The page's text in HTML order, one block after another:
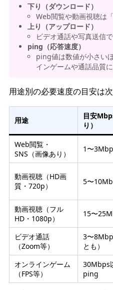
下り（ダウンロード）
Web閲覧や動画視聴は
上り（アップロード）
ビデオ通話や写真送信
ping（応答速度）
ping値は数値が小さい
インゲームや通話品質
用途別の必要速度の目安は次
用途
目安
り）
Web閲覧・
SNS（画像あり）
1〜
動画視聴（HD画
質・720p）
5〜
動画視聴（フル
HD・1080p）
15〜
ビデオ通話
（Zoom等）
3〜
とも）
オンラインゲーム
（FPS等）
30Mbps
ping